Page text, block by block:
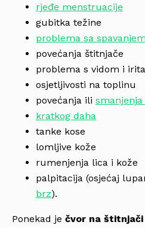
rjeđe menstruacije
gubitka težine
problema sa spavanjem
povećanja štitnjače
problema s vidom i
osjetljivosti na toplinu
povećanja ili
kratkog daha
tanke kose
lomljive kože
rumenjenja lica i kože
palpitacija (osjećaj
brz).
Ponekad je čvor na štitnjači